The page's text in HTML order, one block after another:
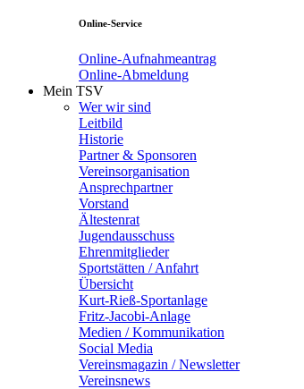
Online-Service
Online-Aufnahmeantrag
Online-Abmeldung
Mein TSV
Wer wir sind
Leitbild
Historie
Partner & Sponsoren
Vereinsorganisation
Ansprechpartner
Vorstand
Ältestenrat
Jugendausschuss
Ehrenmitglieder
Sportstätten / Anfahrt
Übersicht
Kurt-Rieß-Sportanlage
Fritz-Jacobi-Anlage
Medien / Kommunikation
Social Media
Vereinsmagazin / Newsletter
Vereinsnews